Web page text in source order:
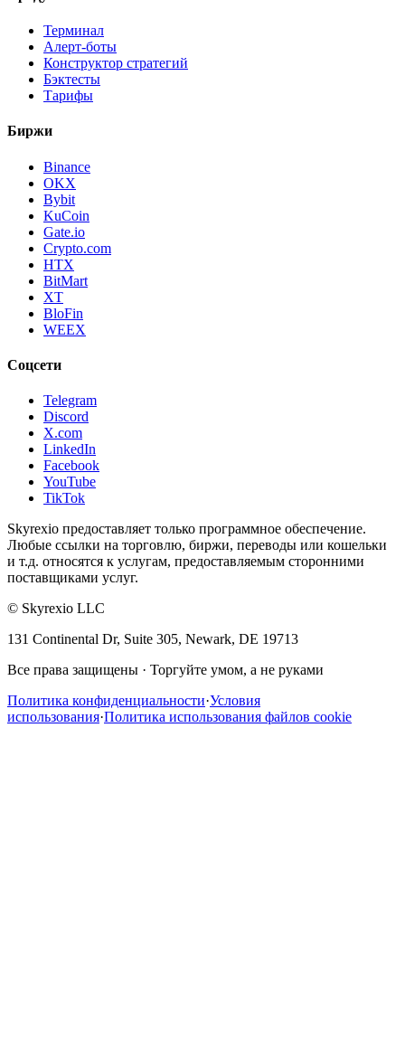
Терминал
Алерт-боты
Конструктор стратегий
Бэктесты
Тарифы
Биржи
Binance
OKX
Bybit
KuCoin
Gate.io
Crypto.com
HTX
BitMart
XT
BloFin
WEEX
Соцсети
Telegram
Discord
X.com
LinkedIn
Facebook
YouTube
TikTok
Skyrexio предоставляет только программное обеспечение.
Любые ссылки на торговлю, биржи, переводы или кошельки
и т.д. относятся к услугам, предоставляемым сторонними
поставщиками услуг.
© Skyrexio LLC
131 Continental Dr, Suite 305, Newark, DE 19713
Все права защищены · Торгуйте умом, а не руками
Политика конфиденциальности·Условия
использования·Политика использования файлов cookie